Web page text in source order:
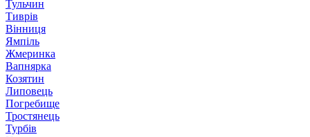
Тульчин
Тиврів
Вінниця
Ямпіль
Жмеринка
Вапнярка
Козятин
Липовець
Погребище
Тростянець
Турбів